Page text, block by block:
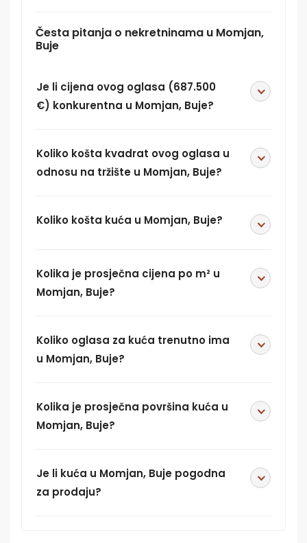
Česta pitanja o nekretninama u Momjan,
Buje
Je li cijena ovog oglasa (687.500
€) konkurentna u Momjan, Buje?
Koliko košta kvadrat ovog oglasa u
odnosu na tržište u Momjan, Buje?
Koliko košta kuća u Momjan, Buje?
Kolika je prosječna cijena po m² u
Momjan, Buje?
Koliko oglasa za kuća trenutno ima
u Momjan, Buje?
Kolika je prosječna površina kuća u
Momjan, Buje?
Je li kuća u Momjan, Buje pogodna
za prodaju?